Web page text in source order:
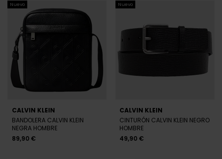
Nuevo
CALVIN KLEIN
BANDOLERA CALVIN KLEIN
NEGRA HOMBRE
89,90 €
Nuevo
CALVIN KLEIN
CINTURÓN CALVIN KLEIN NEGRO
HOMBRE
49,90 €